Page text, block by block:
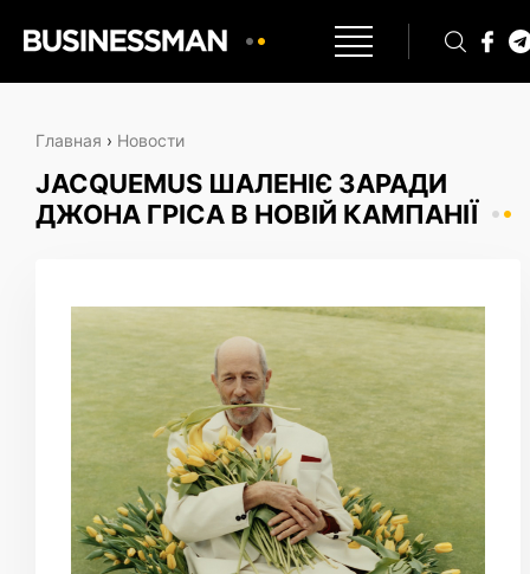
Главная › Новости
JACQUEMUS ШАЛЕНІЄ ЗАРАДИ
ДЖОНА ГРІСА В НОВІЙ КАМПАНІЇ